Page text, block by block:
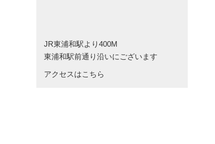
JR東浦和駅より400M
東浦和駅前通り沿いにございます
アクセスはこちら